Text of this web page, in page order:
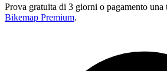
Prova gratuita di 3 giorni o pagamento una
Bikemap Premium.